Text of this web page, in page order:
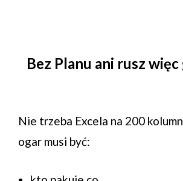
Bez Planu ani rusz więc
Nie trzeba Excela na 200
ogar musi być: